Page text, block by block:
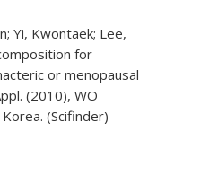
Yi, Kwontaek; Lee,
for
or menopausal
(2010), WO
(Scifinder)